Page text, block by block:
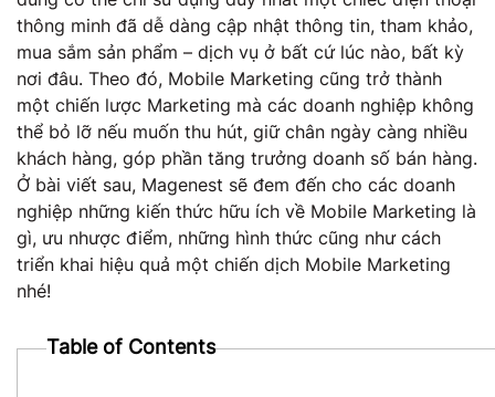
thông minh đã dễ dàng cập nhật thông tin, tham khảo,
mua sắm sản phẩm – dịch vụ ở bất cứ lúc nào, bất kỳ
nơi đâu. Theo đó, Mobile Marketing cũng trở thành
một chiến lược Marketing mà các doanh nghiệp không
thể bỏ lỡ nếu muốn thu hút, giữ chân ngày càng nhiều
khách hàng, góp phần tăng trưởng doanh số bán hàng.
Ở bài viết sau, Magenest sẽ đem đến cho các doanh
nghiệp những kiến thức hữu ích về Mobile Marketing là
gì, ưu nhược điểm, những hình thức cũng như cách
triển khai hiệu quả một chiến dịch Mobile Marketing
nhé!
Table of Contents